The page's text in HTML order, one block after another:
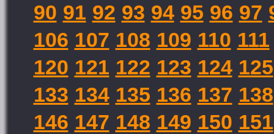
90 91 92 93 94 95 96 97
106 107 108 109 110 111
120 121 122 123 124 125
133 134 135 136 137 138
146 147 148 149 150 151